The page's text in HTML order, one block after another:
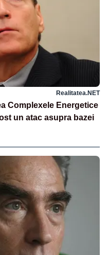
Realitatea.NET
Complexele Energetice
un atac asupra bazei